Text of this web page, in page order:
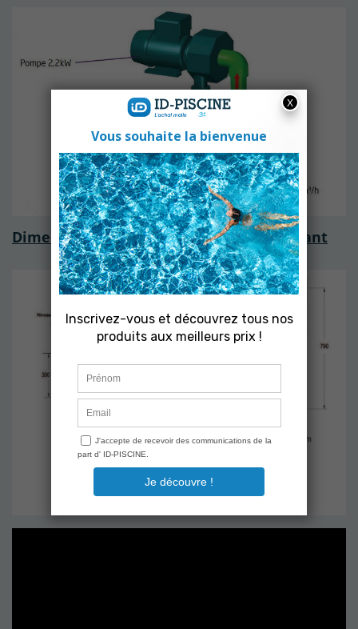
Dimensions de votre Nage à contre courant